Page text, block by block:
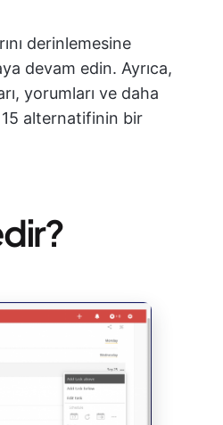
derinlemesine
devam edin. Ayrıca,
yorumları ve daha
15 alternatifinin bir